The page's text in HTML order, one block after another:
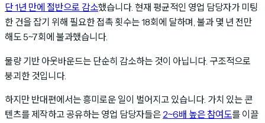
단 1년 만에 절반으로 감소했습니다. 현재 평균적인 영업 담당자가 미팅
한 건을 잡기 위해 필요한 접촉 횟수는 18회에 달하며, 불과 몇 년 전만
해도 5~7회에 불과했습니다.
물량 기반 아웃바운드는 단순히 감소하는 것이 아닙니다. 구조적으로
붕괴한 것입니다.
하지만 반대편에서는 흥미로운 일이 벌어지고 있습니다. 가치 있는 콘
텐츠를 제작하고 공유하는 영업 담당자들은 2~6배 높은 참여도를 이끌